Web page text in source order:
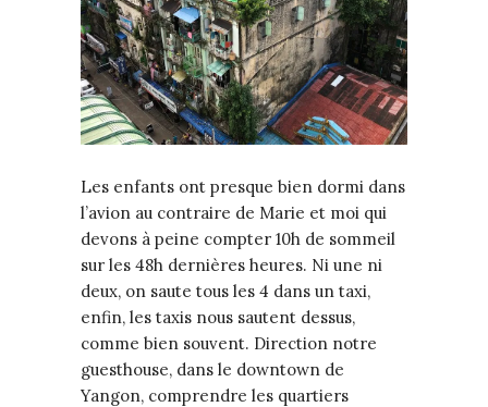
Les enfants ont presque bien dormi dans
l’avion au contraire de Marie et moi qui
devons à peine compter 10h de sommeil
sur les 48h dernières heures. Ni une ni
deux, on saute tous les 4 dans un taxi,
enfin, les taxis nous sautent dessus,
comme bien souvent. Direction notre
guesthouse, dans le downtown de
Yangon, comprendre les quartiers